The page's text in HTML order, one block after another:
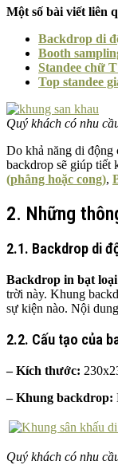
Một số bài viết liên
Backdrop di
Booth
Standee chữ
Top standee
Quý khách có nhu
Do khả năng di động
backdrop sẽ giúp tiết
(phẳng hoặc cong),
2. Những
2.1. Backdrop di
Backdrop in bạt
trời này. Khung
sự kiện nào. Nội
2.2. Cấu tạo của
– Kích thước:
– Khung backdrop:
Quý khách có nhu